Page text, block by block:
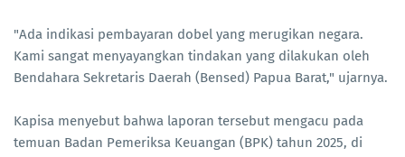
​"Ada indikasi pembayaran dobel yang merugikan negara.
Kami sangat menyayangkan tindakan yang dilakukan oleh
Bendahara Sekretaris Daerah (Bensed) Papua Barat," ujarnya.
Kapisa menyebut bahwa laporan tersebut mengacu pada
temuan Badan Pemeriksa Keuangan (BPK) tahun 2025, di